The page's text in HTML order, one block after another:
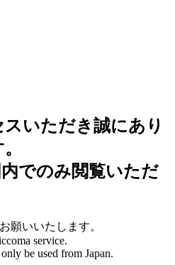
いただき誠にあり
でのみ閲覧いただ
願いいたします。
service.
be used from Japan.